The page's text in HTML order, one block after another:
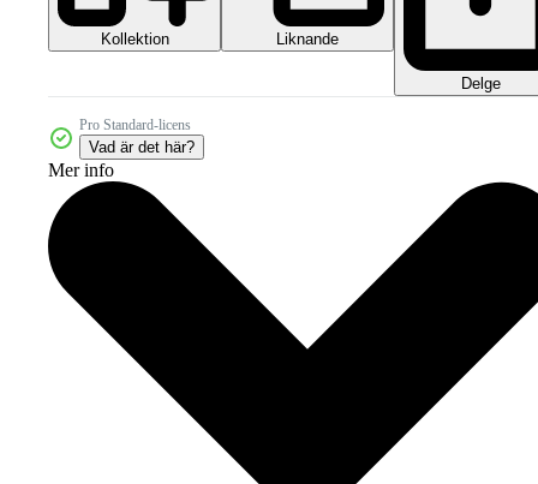
Kollektion Liknande
Delge
Pro Standard-licens
Vad är det här?
Mer info